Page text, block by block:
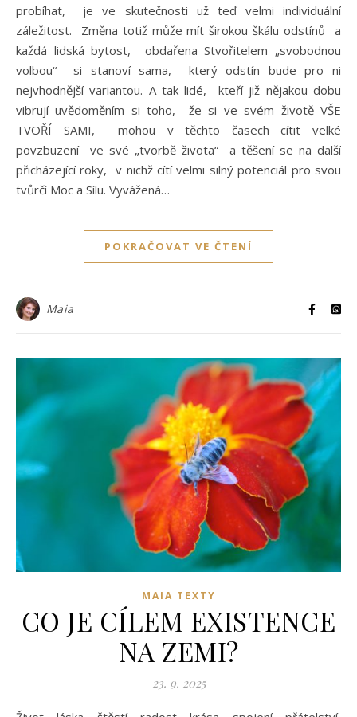
probíhat, je ve skutečnosti už teď velmi individuální
záležitost. Změna totiž může mít širokou škálu odstínů a
každá lidská bytost, obdařena Stvořitelem „svobodnou
volbou“ si stanoví sama, který odstín bude pro ni
nejvhodnější variantou. A tak lidé, kteří již nějakou dobu
vibrují uvědoměním si toho, že si ve svém životě VŠE
TVOŘÍ SAMI, mohou v těchto časech cítit velké
povzbuzení ve své „tvorbě života“ a těšení se na další
přicházející roky, v nichž cítí velmi silný potenciál pro svou
tvůrčí Moc a Sílu. Vyvážená…
POKRAČOVAT VE ČTENÍ
Maia
MAIA TEXTY
CO JE CÍLEM EXISTENCE
NA ZEMI?
23. 9. 2025